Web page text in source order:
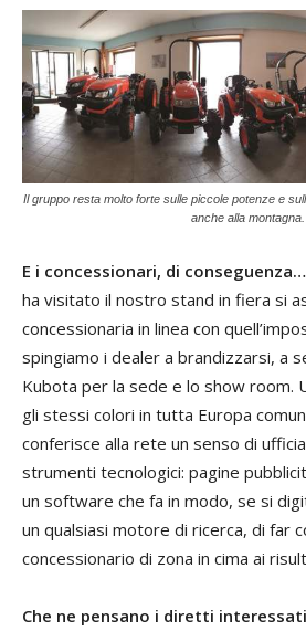
Il gruppo resta molto forte sulle piccole potenze e
anche alla montagna.
E i concessionari, di conseguenza…
ha visitato il nostro stand in fiera si
concessionaria in linea con
spingiamo i dealer a brandizzarsi, a
Kubota per la sede e lo show room.
gli stessi colori in tutta Europa
conferisce alla rete un senso di
strumenti tecnologici: pagine
un software che fa in modo, se si
un qualsiasi motore di ricerca, di far
concessionario di zona in cima ai
Che ne pensano i diretti